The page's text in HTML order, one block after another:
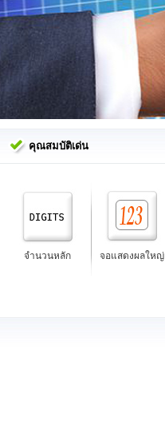
คุณสมบัติเด่น
จำนวนหลัก จอแสดงผลใหญ่